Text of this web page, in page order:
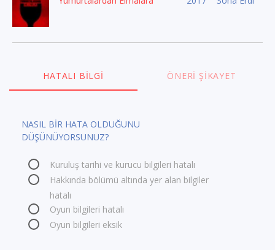
HATALI BILGI ÖNERI ŞIKAYET
NASIL BİR HATA OLDUĞUNU
DÜŞÜNÜYORSUNUZ?
Kuruluş tarihi ve kurucu bilgileri hatalı
Hakkında bölümü altında yer alan bilgiler
hatalı
Oyun bilgileri hatalı
Oyun bilgileri eksik